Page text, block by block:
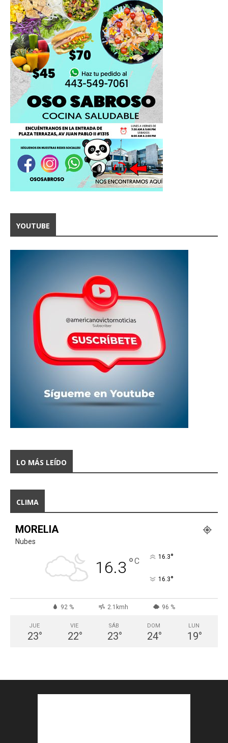
YOUTUBE
LO MÁS LEÍDO
CLIMA
MORELIA
Nubes
16.3 °C 16.3°
16.3°
92 % 2.1kmh 96 %
JUE
23°
VIE
22°
SÁB
23°
DOM
24°
LUN
19°